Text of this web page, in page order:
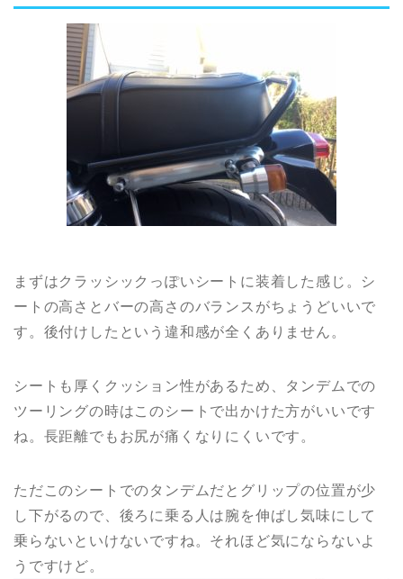
まずはクラッシックっぽいシートに装着した感じ。シ
ートの高さとバーの高さのバランスがちょうどいいで
す。後付けしたという違和感が全くありません。
シートも厚くクッション性があるため、タンデムでの
ツーリングの時はこのシートで出かけた方がいいです
ね。長距離でもお尻が痛くなりにくいです。
ただこのシートでのタンデムだとグリップの位置が少
し下がるので、後ろに乗る人は腕を伸ばし気味にして
乗らないといけないですね。それほど気にならないよ
うですけど。